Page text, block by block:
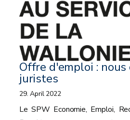
Offre d'emploi : nous
juristes
29. April 2022
Le SPW Economie, Emploi,